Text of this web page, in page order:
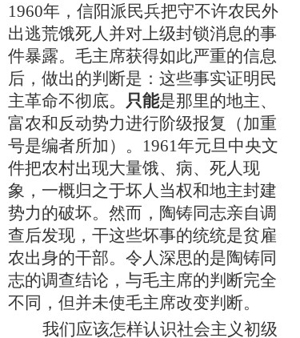
1960年，信阳派民兵把守不许农民外
出逃荒饿死人并对上级封锁消息的事
件暴露。毛主席获得如此严重的信息
后，做出的判断是：这些事实证明民
主革命不彻底。
只能是那里的地主、
富农和反动势力进行阶级报复（加重
号是编者所加）。 1961年元旦中央文
件把农村出现大量饿、病、死人现
象，一概归之于坏人当权和地主封建
势力的破坏。然而，陶铸同志亲自调
查后发现，干这些坏事的统统是贫雇
农出身的干部。令人深思的是陶铸同
志的调查结论，与毛主席的判断完全
不同，但并未使毛主席改变判断。
我们应该怎样认识社会主义初级